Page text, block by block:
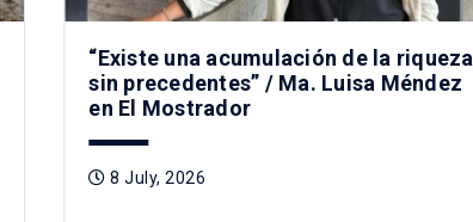
“Existe una acumulación de la riqueza
sin precedentes” / Ma. Luisa Méndez
en El Mostrador
8 July, 2026